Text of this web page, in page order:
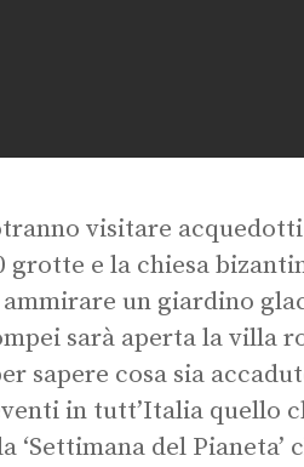
visitare
grotte e la chiesa
un giardino
sarà aperta la villa
sapere cosa sia
in tutt’Italia quello
‘Settimana del